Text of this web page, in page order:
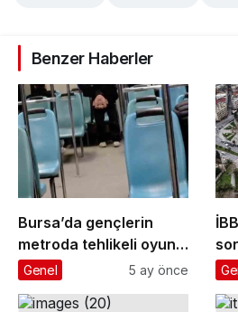
Benzer Haberler
Bursa’da gençlerin
metroda tehlikeli oyunu
kameraya yansıdı
Genel 5 ay önce